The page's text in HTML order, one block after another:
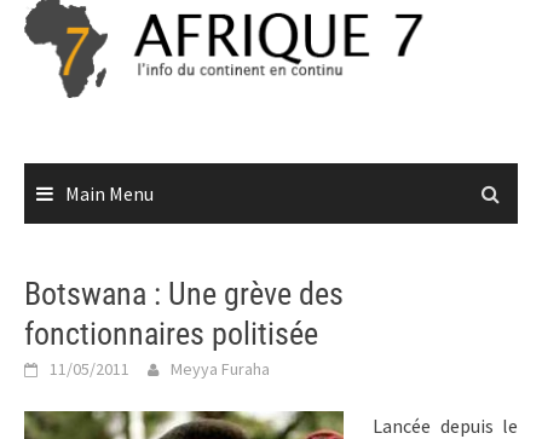
Skip
content
Main Menu
Botswana : Une grève des
fonctionnaires politisée
11/05/2011 Meyya Furaha
Lancée depuis le